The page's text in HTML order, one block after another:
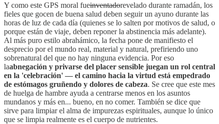
Y como este GPS moral fueinventadorevelado durante ramadán, los
fieles que gocen de buena salud deben seguir un ayuno durante las
horas de luz de cada día (quienes se lo salten por motivos de salud, o
porque están de viaje, deben reponer la abstinencia más adelante).
Al más puro estilo abrahámico, la fecha pone de manifiesto el
desprecio por el mundo real, material y natural, prefiriendo uno
sobrenatural del que no hay ninguna evidencia. Por eso
laabnegación y privarse del placer sensible juegan un rol central
en la 'celebración' — el camino hacia la virtud está empedrado
de estómagos gruñendo y dolores de cabeza. Se cree que este mes
de huelga de hambre ayuda a centrarse menos en los asuntos
mundanos y más en... bueno, en no comer. También se dice que
sirve para limpiar el alma de impurezas espirituales, aunque lo único
que se limpia realmente es el cuerpo de nutrientes.